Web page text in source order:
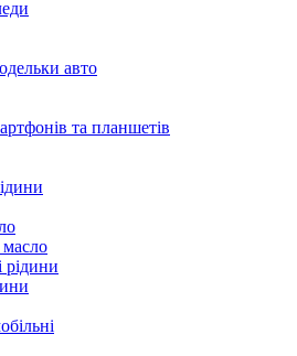
авто
та планшетів
масло